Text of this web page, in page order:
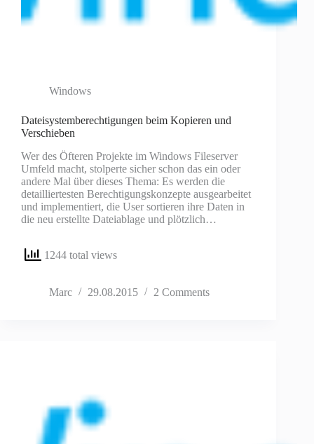
Windows
Dateisystemberechtigungen beim Kopieren und
Verschieben
Wer des Öfteren Projekte im Windows Fileserver
Umfeld macht, stolperte sicher schon das ein oder
andere Mal über dieses Thema: Es werden die
detailliertesten Berechtigungskonzepte ausgearbeitet
und implementiert, die User sortieren ihre Daten in
die neu erstellte Dateiablage und plötzlich…
1244 total views
Marc 29.08.2015 2 Comments